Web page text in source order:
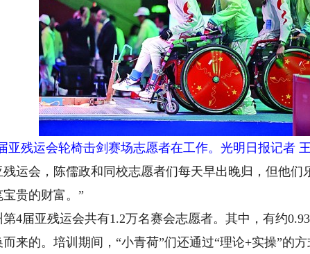
亚残运会轮椅击剑赛场志愿者在工作。光明日报记者
会，陈儒政和同校志愿者们每天早出晚归，但他们
贵的财富。”
届亚残运会共有1.2万名赛会志愿者。其中，有约
来的。培训期间，“小青荷”们还通过“理论+实操”的